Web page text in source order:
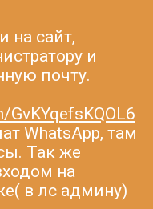
на сайт,
и
почту.
WhatsApp, там
Так же
на
в лс админу)